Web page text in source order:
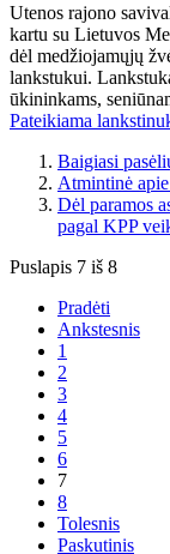
Utenos rajono
kartu su Lietuvos
dėl medžiojamųjų
lankstukui.
ūkininkams,
Pateikiama
Baigiasi
Atmintinė
Dėl paramos
pagal KPP
Puslapis 7 iš 8
Pradėti
Ankstesnis
1
2
3
4
5
6
7
8
Tolesnis
Paskutinis